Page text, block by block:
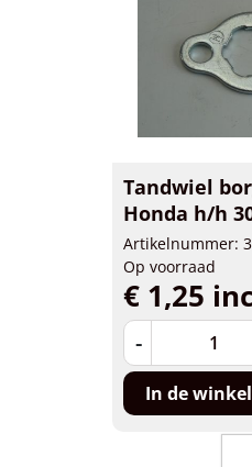
Tandwiel
Honda h/h
Artikelnummer:
Op voorraad
€ 1,25
-
In de